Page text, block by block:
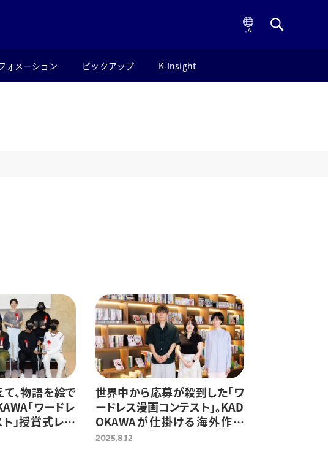
ォメーション ピックアップ K-Insight
、物語を絵で
「ワードレ
」授賞式レポ
世界中から応募が殺到した「ワ
ードレス漫画コンテスト」。KAD
OKAWAが仕掛ける海外作家
の発掘プロジェクトの舞台裏
2025.8.12